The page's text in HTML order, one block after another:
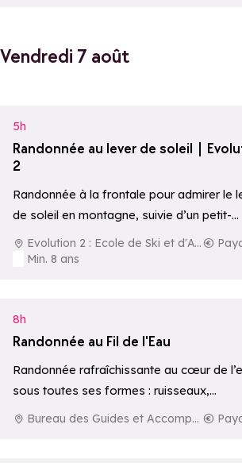
Vendredi 7 août
5h
Randonnée au lever de soleil |
2
Randonnée à la frontale pour admirer le
de soleil en montagne, suivie d’un petit-
déjeuner local en pleine nature.
Evolution 2 : Ecole de Ski et d'Aventure
Min. 8 ans
8h
Randonnée au Fil de l'Eau
Randonnée rafraîchissante au cœur de
sous toutes ses formes : ruisseaux,
cascades, lacs ou rivières.
Bureau des Guides et Accompagnateurs de La Rosière